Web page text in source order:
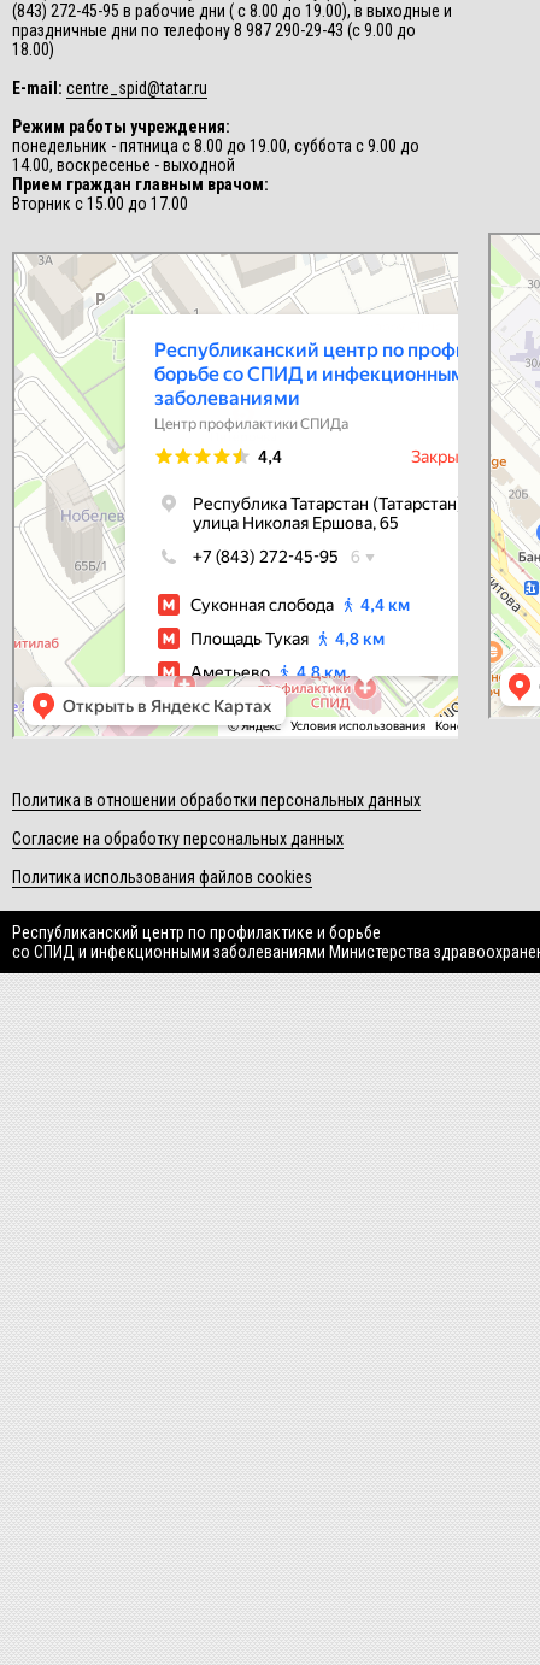
(843) 272-45-95 в рабочие дни ( с 8.00 до 19.00), в выходные и
праздничные дни по телефону 8 987 290-29-43 (с 9.00 до
18.00)
E-mail: centre_spid@tatar.ru
Режим работы учреждения:
понедельник - пятница с 8.00 до 19.00, суббота с 9.00 до
14.00, воскресенье - выходной
Прием граждан главным врачом:
Вторник с 15.00 до 17.00
Республиканский центр по профилактике и борьбе со СПИД и
инфекционными заболеваниями
Центр профилактики СПИДа в Казани
СПИД-
Центр
Политика в отношении обработки персональных данных
Согласие на обработку персональных данных
Политика использования файлов cookies
Республиканский центр по профилактике и борьбе
со СПИД и инфекционными заболеваниями Министерства